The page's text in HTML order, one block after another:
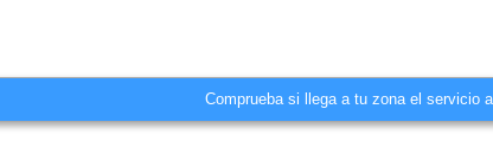
Comprueba si llega a tu zona el servicio